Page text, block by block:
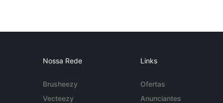
Nossa Rede
Brusheezy
Vecteezy
Links
Ofertas
Anunciantes